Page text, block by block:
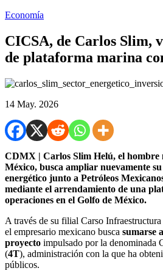
Economía
CICSA, de Carlos Slim,
de plataforma marina
14 May. 2026
CDMX | Carlos Slim Helú, el hombre
México, busca ampliar nuevamente
energético junto a Petróleos
mediante el arrendamiento de una
operaciones en el Golfo de México.
A través de su filial Carso
el empresario mexicano busca sumarse
proyecto impulsado por la denominada
(4T), administración con la que ha
públicos.